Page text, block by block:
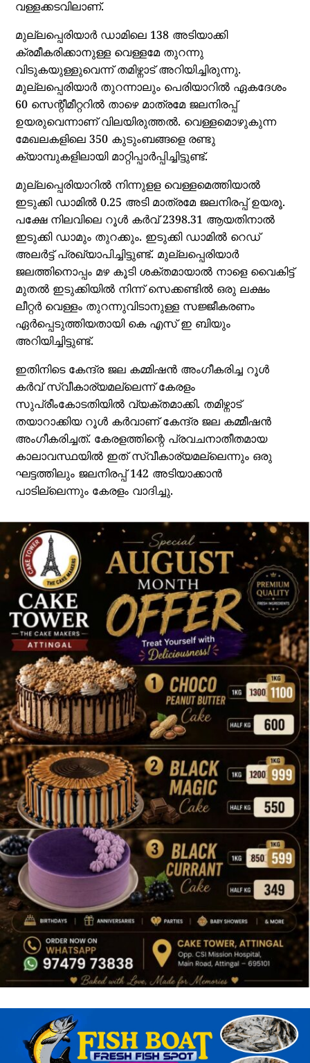
വള്ളക്കടവിലാണ്.
മുല്ലപ്പെരിയാർ ഡാമിലെ 138 അടിയാക്കി
ക്രമീകരിക്കാനുള്ള വെള്ളമേ തുറന്നു
വിടുകയുള്ളുവെന്ന് തമിഴ്നാട് അറിയിച്ചിരുന്നു.
മുല്ലപ്പെരിയാർ തുറന്നാലും പെരിയാറിൽ ഏകദേശം
60 സെന്റീമീറ്ററിൽ താഴെ മാത്രമേ ജലനിരപ്പ്
ഉയരുവെന്നാണ് വിലയിരുത്തൽ. വെള്ളമൊഴുകുന്ന
മേഖലകളിലെ 350 കുടുംബങ്ങളെ രണ്ടു
ക്യാമ്പുകളിലായി മാറ്റിപ്പാർപ്പിച്ചിട്ടുണ്ട്.
മുല്ലപ്പെരിയാറിൽ നിന്നുളള വെള്ളമെത്തിയാൽ
ഇടുക്കി ഡാമിൽ 0.25 അടി മാത്രമേ ജലനിരപ്പ് ഉയരൂ.
പക്ഷേ നിലവിലെ റൂൾ കർവ് 2398.31 ആയതിനാൽ
ഇടുക്കി ഡാമും തുറക്കും. ഇടുക്കി ഡാമിൽ റെഡ്
അലർട്ട് പ്രഖ്യാപിച്ചിട്ടുണ്ട്. മുല്ലപ്പെരിയാർ
ജലത്തിനൊപ്പം മഴ കൂടി ശക്തമായാൽ നാളെ വൈകിട്ട്
മുതൽ ഇടുക്കിയിൽ നിന്ന് സെക്കണ്ടിൽ ഒരു ലക്ഷം
ലീറ്റർ വെള്ളം തുറന്നുവിടാനുള്ള സജ്ജീകരണം
ഏർപ്പെടുത്തിയതായി കെ എസ് ഇ ബിയും
അറിയിച്ചിട്ടുണ്ട്.
ഇതിനിടെ കേന്ദ്ര ജല കമ്മിഷൻ അം​ഗീകരിച്ച റൂൾ
കർവ് സ്വീകാര്യമല്ലെന്ന് കേരളം
സുപ്രീംകോടതിയിൽ വ്യക്തമാക്കി. തമിഴ്നാട്
തയാറാക്കിയ റൂൾ കർവാണ് കേന്ദ്ര ജല കമ്മീഷൻ
അം​ഗീകരിച്ചത്. കേരളത്തിന്റെ പ്രവചനാതീതമായ
കാലാവസ്ഥയിൽ ഇത് സ്വീകാര്യമല്ലെന്നും ഒരു
ഘട്ടത്തിലും ജലനിരപ്പ് 142 അടിയാക്കാൻ
പാടില്ലെന്നും കേരളം വാദിച്ചു.